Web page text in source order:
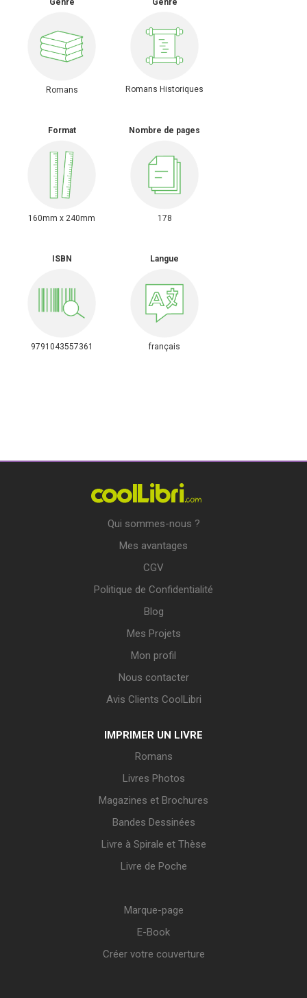
Genre
Romans
Genre
Romans Historiques
Format
160mm x 240mm
Nombre de pages
178
ISBN
9791043557361
Langue
français
Qui sommes-nous ?
Mes avantages
CGV
Politique de Confidentialité
Blog
Mes Projets
Mon profil
Nous contacter
Avis Clients CoolLibri
IMPRIMER UN LIVRE
Romans
Livres Photos
Magazines et Brochures
Bandes Dessinées
Livre à Spirale et Thèse
Livre de Poche
Marque-page
E-Book
Créer votre couverture